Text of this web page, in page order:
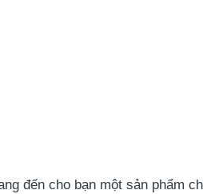
đến cho bạn một sản phẩm